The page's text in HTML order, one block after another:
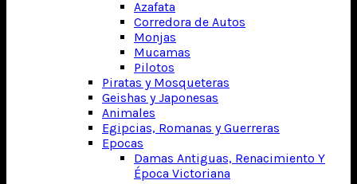
Azafata
Corredora de Autos
Monjas
Mucamas
Pilotos
Piratas y Mosqueteras
Geishas y Japonesas
Animales
Egipcias, Romanas y Guerreras
Epocas
Damas Antiguas, Renacimiento Y
Época Victoriana